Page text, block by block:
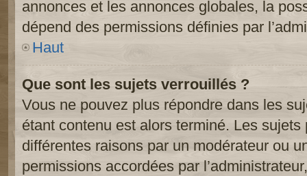
annonces et les annonces globales, la
dépend des permissions définies par
Haut
Que sont les sujets verrouillés ?
Vous ne pouvez plus répondre dans les
étant contenu est alors terminé. Les
différentes raisons par un modérateur ou
permissions accordées par